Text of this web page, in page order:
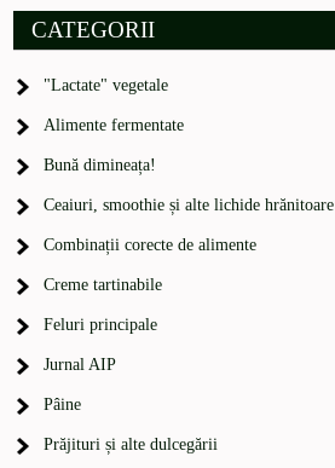
CATEGORII
"Lactate" vegetale
Alimente fermentate
Bună dimineața!
Ceaiuri, smoothie și alte lichide hrănitoare
Combinații corecte de alimente
Creme tartinabile
Feluri principale
Jurnal AIP
Pâine
Prăjituri și alte dulcegării